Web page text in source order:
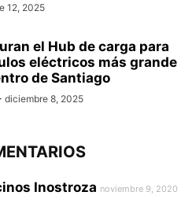
12, 2025
el Hub de carga para
eléctricos más grande
de Santiago
diciembre 8, 2025
Inostroza noviembre 9, 2020